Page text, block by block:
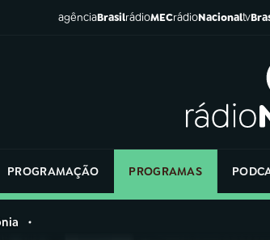
agênciaBrasilrádioMECrádioNacionaltv
PROGRAMAÇÃO PROGRAMAS